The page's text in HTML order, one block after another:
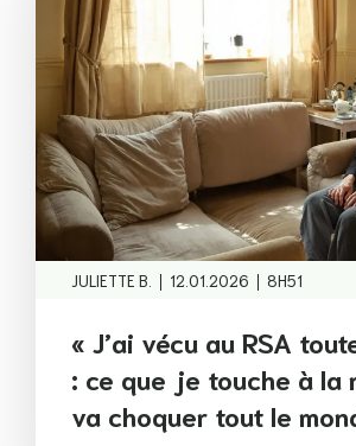
JULIETTE B. | 12.01.2026 | 8H51
« J’ai vécu au RSA
: ce que je touche à la
va choquer tout le